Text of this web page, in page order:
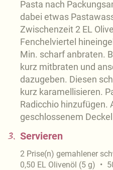
Pasta nach
dabei etwas
Zwischenzeit 2 EL
Fenchelviertel
Min. scharf anbraten.
kurz mitbraten und
dazugeben. Diesen
kurz karamellisieren.
Radicchio hinzufügen.
geschlossenem
3. Servieren
2 Prise(n) gemahlener
0,50 EL Olivenöl (5 g)